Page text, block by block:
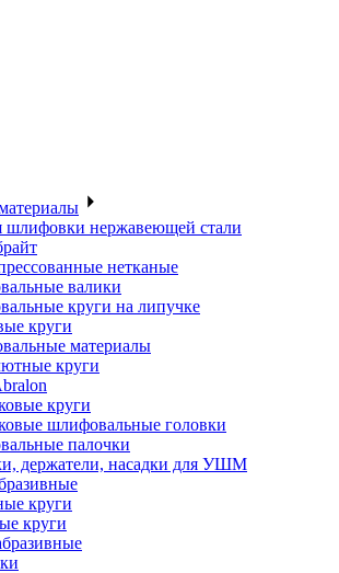
шлифовки нержавеющей стали
нетканые
валики
круги на липучке
круги
материалы
круги
круги
шлифовальные головки
палочки
держатели, насадки для УШМ
круги
круги